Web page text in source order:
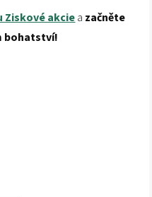
Ziskové akciea začněte
bohatství!